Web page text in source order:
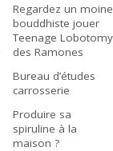
Regardez un moine
bouddhiste jouer
Teenage Lobotomy
des Ramones
Bureau d’études
carrosserie
Produire sa
spiruline à la
maison ?